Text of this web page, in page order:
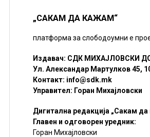
„САКАМ ДА КАЖАМ“
платформа за слободоумни е
Издавач: СДК МИХАЈЛОВСКИ
Ул. Александар Мартулков 45,
Контакт: info@sdk.mk
Управител: Горан Михајловски
Дигитална редакција „Сакам
Главен и одговорен уредник:
Горан Михајловски